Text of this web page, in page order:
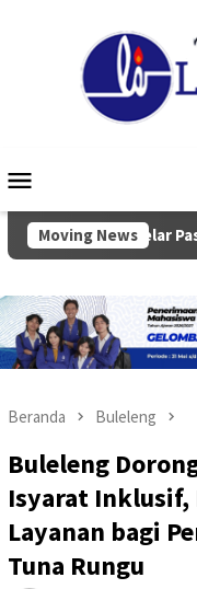
Mobile
Moving News
Gelar Pasukan
Beranda Buleleng
Buleleng
Isyarat Inklusif,
Layanan bagi
Tuna Rungu